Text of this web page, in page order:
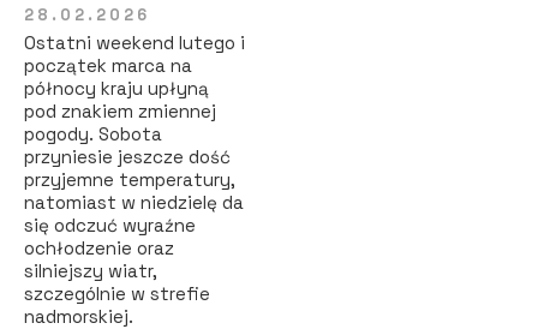
28.02.2026
Ostatni weekend lutego i
początek marca na
północy kraju upłyną
pod znakiem zmiennej
pogody. Sobota
przyniesie jeszcze dość
przyjemne temperatury,
natomiast w niedzielę da
się odczuć wyraźne
ochłodzenie oraz
silniejszy wiatr,
szczególnie w strefie
nadmorskiej.